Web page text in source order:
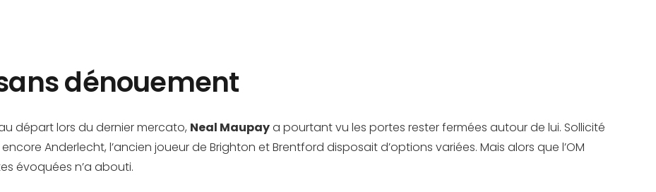
dénouement
départ lors du dernier mercato, Neal Maupaya pourtant vu les portes rester fermées autour de lui. Sollicité
Anderlecht, l’ancien joueur de Brighton et Brentford disposait d’options variées. Mais alors que l’OM
évoquées n’a abouti.